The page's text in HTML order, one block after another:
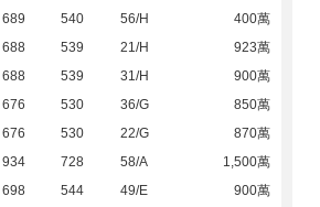
689 540 56/H
400萬
688 539 21/H
923萬
688 539 31/H
900萬
676 530 36/G
850萬
676 530 22/G
870萬
934 728 58/A
1,500萬
698 544 49/E
900萬